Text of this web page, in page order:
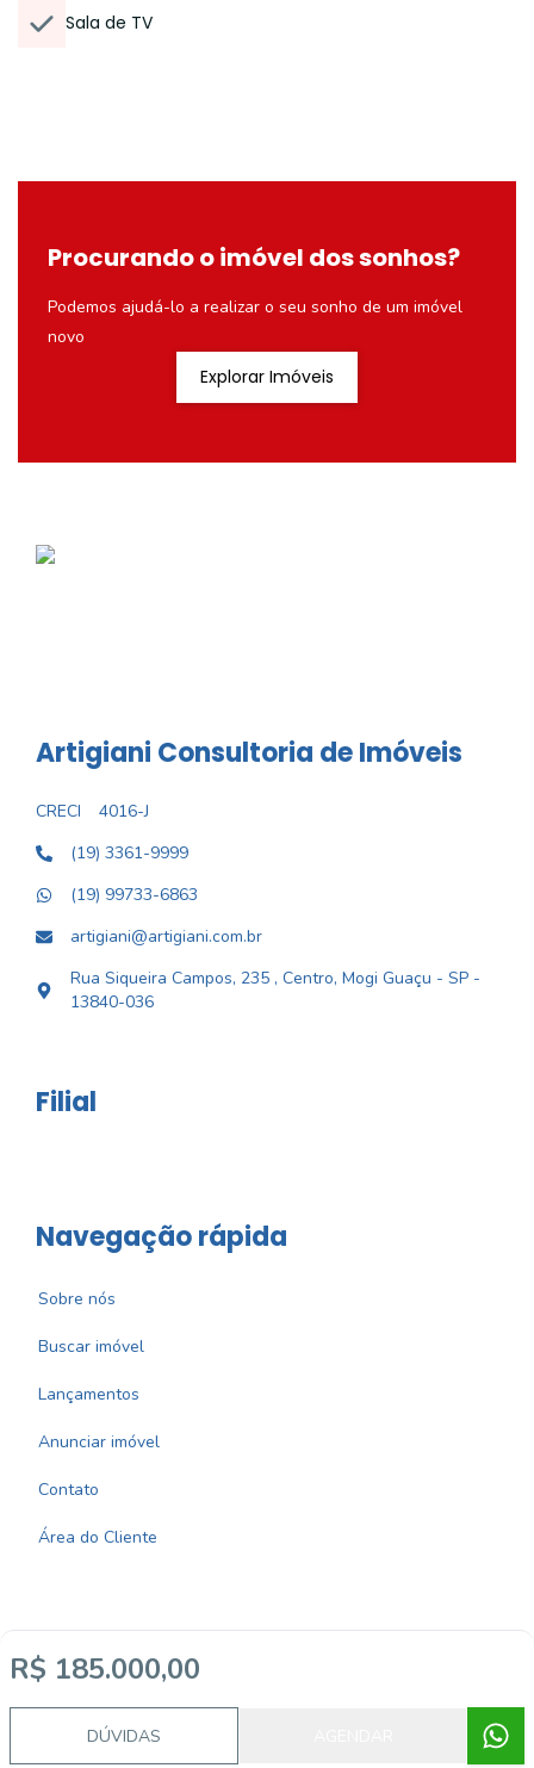
Sala de TV
R$ 185.000,00
DÚVIDAS
Procurando o imóvel dos sonhos?
Podemos ajudá-lo a realizar o seu sonho de um imóvel
novo
Explorar Imóveis
Artigiani Consultoria de Imóveis
CRECI
4016-J
(19) 3361-9999
(19) 99733-6863
artigiani@artigiani.com.br
Rua Siqueira Campos, 235 , Centro, Mogi Guaçu - SP -
13840-036
Filial
Navegação rápida
Sobre nós
Buscar imóvel
Lançamentos
Anunciar imóvel
Contato
Área do Cliente
Imobiliária Certificada:
Selo de Tecnologia Loft